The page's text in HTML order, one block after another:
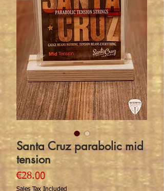
Santa Cruz parabolic mid
tension
€28.00Price
Sales Tax Included